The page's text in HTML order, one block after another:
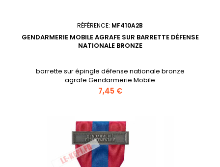
RÉFÉRENCE: MF410A2B
GENDARMERIE MOBILE AGRAFE SUR BARRETTE DÉFENSE
NATIONALE BRONZE
barrette sur épingle défense nationale bronze
agrafe Gendarmerie Mobile
Prix
7,45 €